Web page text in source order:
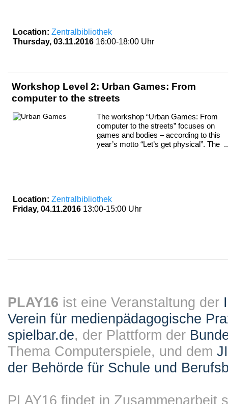
Location: Zentralbibliothek
Thursday, 03.11.2016 16:00-18:00 Uhr
Workshop Level 2: Urban Games: From
computer to the streets
The workshop “Urban Games: From
computer to the streets” focuses on
games and bodies – according to this
year’s motto “Let’s get physical”. The
Location: Zentralbibliothek
Friday, 04.11.2016 13:00-15:00 Uhr
PLAY16 ist eine Veranstaltung der
Verein für medienpädagogische
spielbar.de, der Plattform der
Thema Computerspiele, und dem
der Behörde für Schule und
PLAY16 findet in Zusammenarbeit